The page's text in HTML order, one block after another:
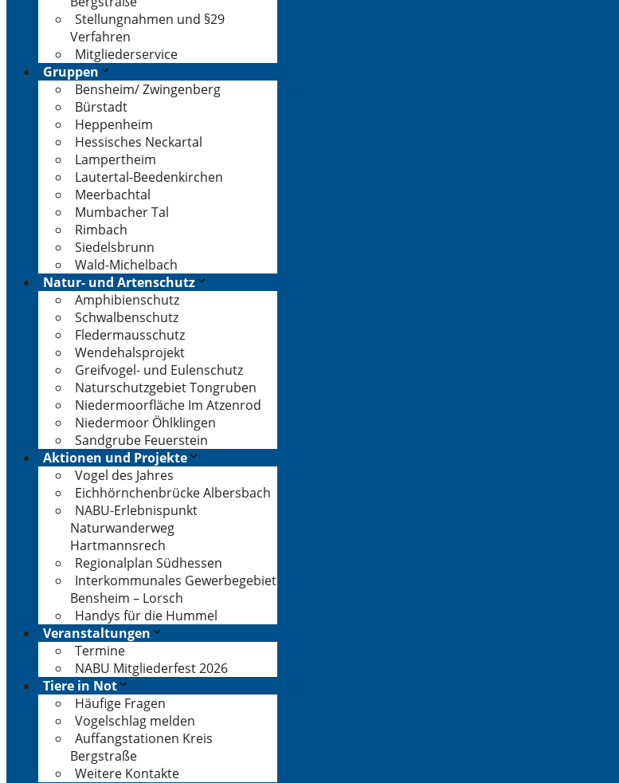
Stellungnahmen und §29
Verfahren
Mitgliederservice
Gruppen
Bensheim/ Zwingenberg
Bürstadt
Heppenheim
Hessisches Neckartal
Lampertheim
Lautertal-Beedenkirchen
Meerbachtal
Mumbacher Tal
Rimbach
Siedelsbrunn
Wald-Michelbach
Natur- und Artenschutz
Amphibienschutz
Schwalbenschutz
Fledermausschutz
Wendehalsprojekt
Greifvogel- und Eulenschutz
Naturschutzgebiet Tongruben
Niedermoorfläche Im Atzenrod
Niedermoor Öhlklingen
Sandgrube Feuerstein
Aktionen und Projekte
Vogel des Jahres
Eichhörnchenbrücke Albersbach
NABU-Erlebnispunkt
Naturwanderweg
Hartmannsrech
Regionalplan Südhessen
Interkommunales Gewerbegebiet
Bensheim – Lorsch
Handys für die Hummel
Veranstaltungen
Termine
NABU Mitgliederfest 2026
Tiere in Not
Häufige Fragen
Vogelschlag melden
Auffangstationen Kreis
Bergstraße
Weitere Kontakte